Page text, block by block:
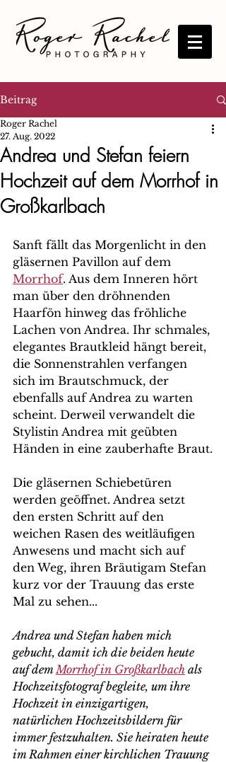
Beitrag
Andrea und Stefan feiern
Hochzeit auf dem Morrhof in
Großkarlbach
Roger Rachel
27. Aug. 2022
Sanft fällt das Morgenlicht in den
gläsernen Pavillon auf dem
Morrhof. Aus dem Inneren hört
man über den dröhnenden
Haarfön hinweg das fröhliche
Lachen von Andrea. Ihr schmales,
elegantes Brautkleid hängt bereit,
die Sonnenstrahlen verfangen
sich im Brautschmuck, der
ebenfalls auf Andrea zu warten
scheint. Derweil verwandelt die
Stylistin Andrea mit geübten
Händen in eine zauberhafte Braut.
Die gläsernen Schiebetüren
werden geöffnet. Andrea setzt
den ersten Schritt auf den
weichen Rasen des weitläufigen
Anwesens und macht sich auf
den Weg, ihren Bräutigam Stefan
kurz vor der Trauung das erste
Mal zu sehen...
Andrea und Stefan haben mich
gebucht, damit ich die beiden heute
auf dem Morrhof in Großkarlbach als
Hochzeitsfotograf begleite, um ihre
Hochzeit in einzigartigen,
natürlichen Hochzeitsbildern für
immer festzuhalten. Sie heiraten heute
im Rahmen einer kirchlichen Trauung